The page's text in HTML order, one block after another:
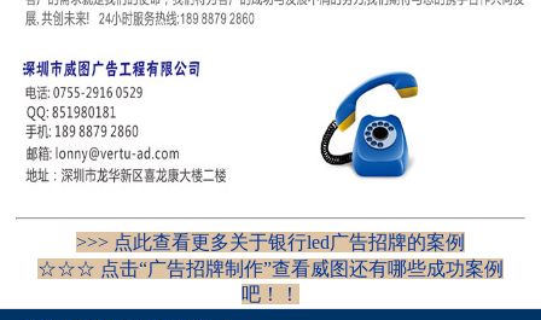
>>> 点此查看更多关于银行led广告招牌的案例
☆☆☆ 点击“广告招牌制作”查看威图还有哪些成功案例
吧！！